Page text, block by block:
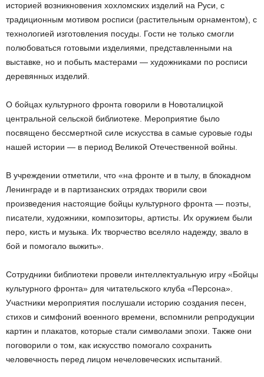
историей возникновения хохломских изделий на Руси, с
традиционным мотивом росписи (растительным орнаментом), с
технологией изготовления посуды. Гости не только смогли
полюбоваться готовыми изделиями, представленными на
выставке, но и побыть мастерами — художниками по росписи
деревянных изделий.
О бойцах культурного фронта говорили в Новоталицкой
центральной сельской библиотеке. Мероприятие было
посвящено бессмертной силе искусства в самые суровые годы
нашей истории — в период Великой Отечественной войны.
В учреждении отметили, что «на фронте и в тылу, в блокадном
Ленинграде и в партизанских отрядах творили свои
произведения настоящие бойцы культурного фронта — поэты,
писатели, художники, композиторы, артисты. Их оружием были
перо, кисть и музыка. Их творчество вселяло надежду, звало в
бой и помогало выжить».
Сотрудники библиотеки провели интеллектуальную игру «Бойцы
культурного фронта» для читательского клуба «Персона».
Участники мероприятия послушали историю создания песен,
стихов и симфоний военного времени, вспомнили репродукции
картин и плакатов, которые стали символами эпохи. Также они
поговорили о том, как искусство помогало сохранить
человечность перед лицом нечеловеческих испытаний.